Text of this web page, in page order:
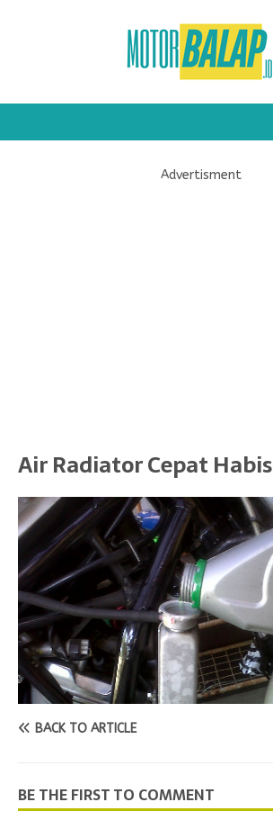
Advertisment
Air Radiator Cepat Habis
BACK TO ARTICLE
BE THE FIRST TO COMMENT